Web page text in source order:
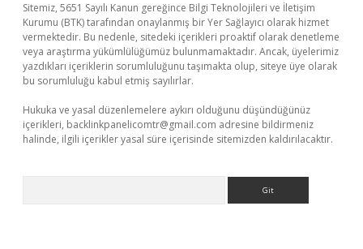
Sitemiz, 5651 Sayılı Kanun gereğince Bilgi Teknolojileri ve İletişim
Kurumu (BTK) tarafından onaylanmış bir Yer Sağlayıcı olarak hizmet
vermektedir. Bu nedenle, sitedeki içerikleri proaktif olarak denetleme
veya araştırma yükümlülüğümüz bulunmamaktadır. Ancak, üyelerimiz
yazdıkları içeriklerin sorumluluğunu taşımakta olup, siteye üye olarak
bu sorumluluğu kabul etmiş sayılırlar.
Hukuka ve yasal düzenlemelere aykırı olduğunu düşündüğünüz
içerikleri, backlinkpanelicomtr@gmail.com adresine bildirmeniz
halinde, ilgili içerikler yasal süre içerisinde sitemizden kaldırılacaktır.